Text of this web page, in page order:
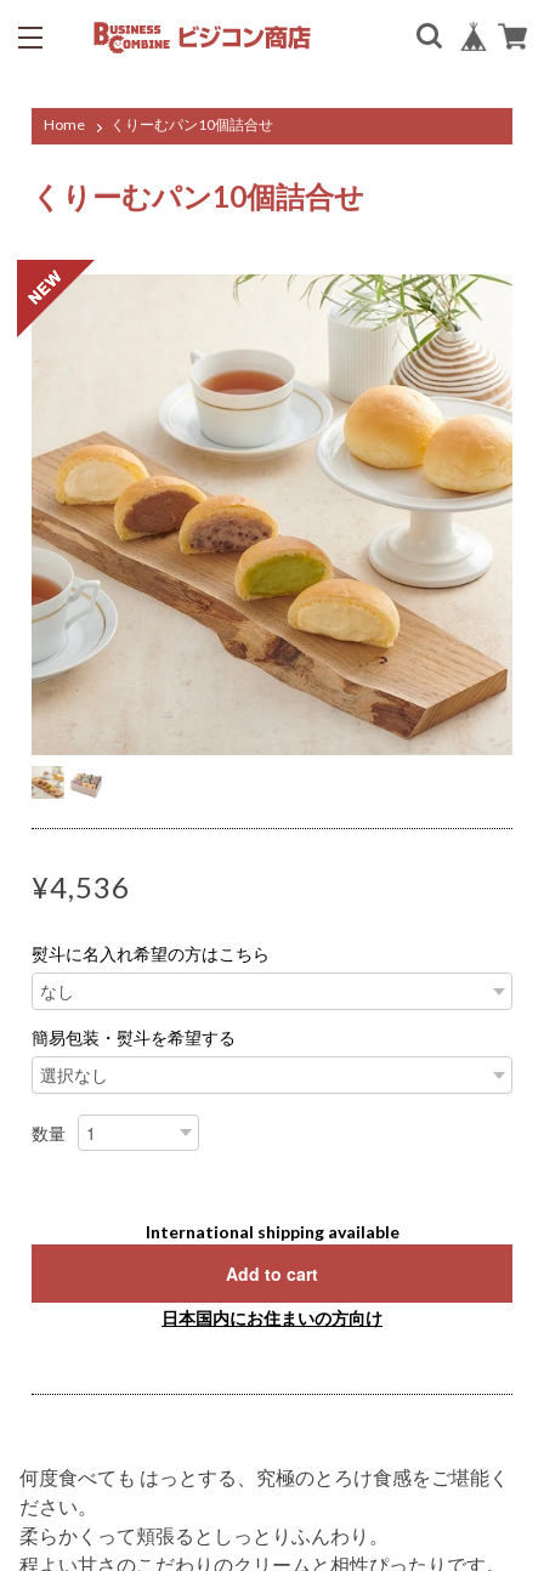
Home くりーむパン10個詰合せ
くりーむパン10個詰合せ
¥4,536
熨斗に名入れ希望の方はこちら
簡易包装・熨斗を希望する
数量
International shipping available
Add to cart
日本国内にお住まいの方向け
何度食べても はっとする、究極のとろけ食感をご堪能く
ださい。
柔らかくって頬張るとしっとりふんわり。
程よい甘さのこだわりのクリームと相性ぴったりです。